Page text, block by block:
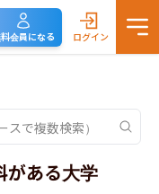
会員になる ログイン
がある大学